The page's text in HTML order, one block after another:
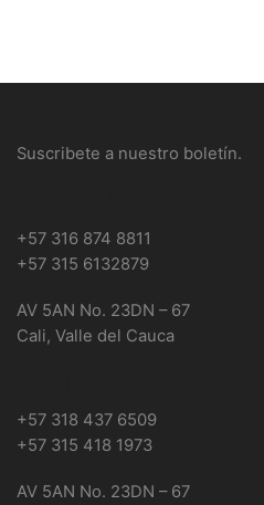
Suscribete a nuestro boletín.
+57 316 874 8811
+57 315 6132879
AV 5AN No. 23DN – 67
Cali, Valle del Cauca
+57 318 437 6509
+57 315 418 1973
AV 5AN No. 23DN – 67